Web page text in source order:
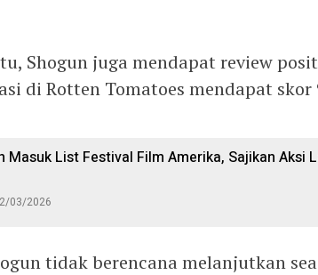
Shogun juga mendapat review
di Rotten Tomatoes mendapat skor
Masuk List Festival Film Amerika, Sajikan Aksi
03/2026
tidak berencana melanjutkan